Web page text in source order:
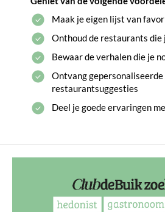
Maak je eigen lijst van
Onthoud de restaurants die
Bewaar de verhalen die je
Ontvang gepersonaliseerde
restaurantsuggesties
Deel je goede ervaringen